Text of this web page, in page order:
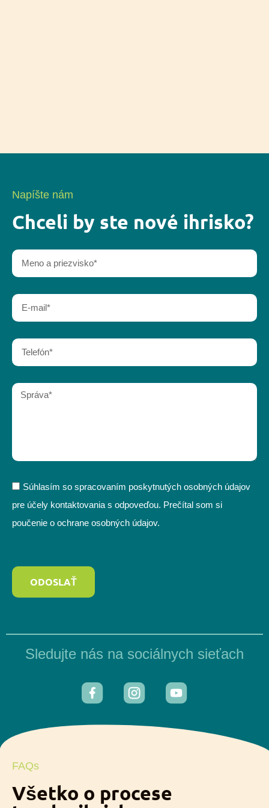
Napíšte nám
Chceli by ste nové ihrisko?
Súhlasím so spracovaním poskytnutých osobných údajov
pre účely kontaktovania s odpoveďou. Prečítal som si
poučenie o ochrane osobných údajov.
ODOSLAŤ
Sledujte nás na sociálnych sieťach
FAQs
Všetko o procese